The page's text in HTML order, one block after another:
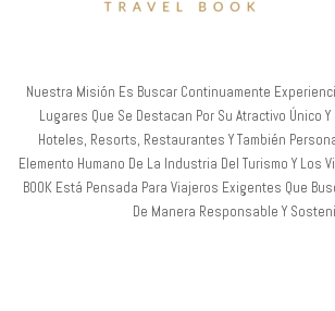
Nuestra Misión Es Buscar Continuamente
Lugares Que Se Destacan Por Su Atractivo Único
Hoteles, Resorts, Restaurantes Y También
Elemento Humano De La Industria Del Turismo Y Los
BOOK Está Pensada Para Viajeros Exigentes Que
De Manera Responsable Y